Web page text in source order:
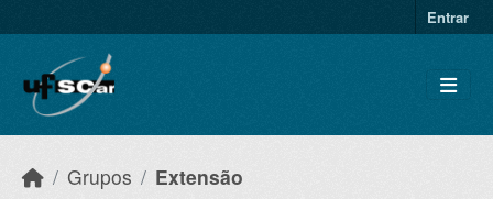
Entrar
Grupos Extensão